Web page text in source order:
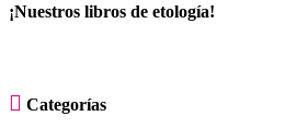
¡Nuestros libros de etología!
 Categorías